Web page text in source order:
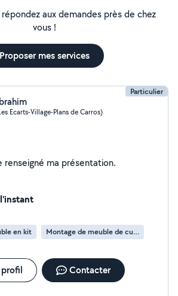
aux demandes près de chez
vous !
Proposer mes services
Particulier
Ecarts-Village-Plans de Carros)
Je n'ai pas encore renseigné ma présentation.
en kit Montage de meuble de cuisine en kit
Contacter